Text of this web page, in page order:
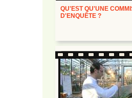
QU'EST QU'UNE
D'ENQUÊTE ?